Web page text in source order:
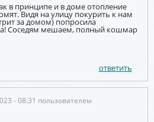
в принципе и в доме отопление
Видя на улицу покурить к нам
за домом) попросила
Соседям мешаем, полный кошмар
ответить
- 08:31 пользователем